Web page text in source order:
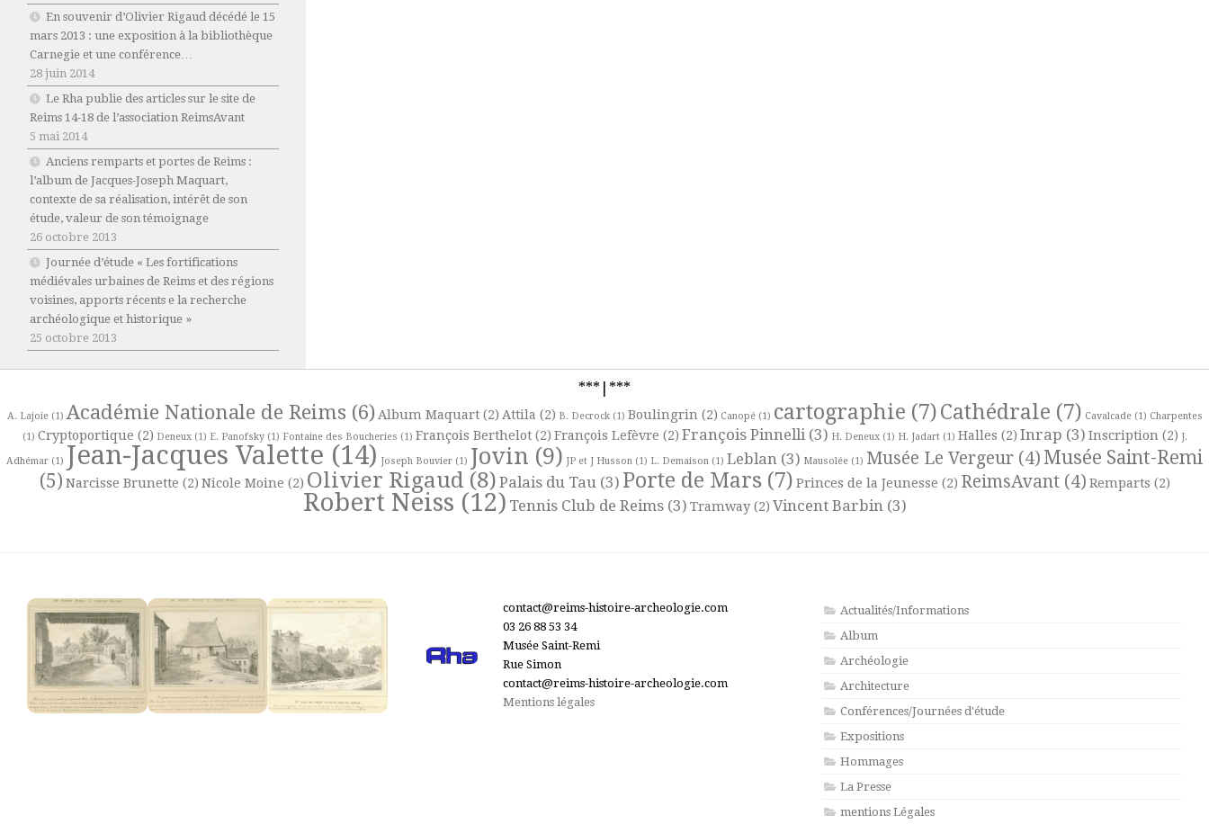
En souvenir d’Olivier Rigaud décédé le 15
mars 2013 : une exposition à la bibliothèque
Carnegie et une conférence…
28 juin 2014
Le Rha publie des articles sur le site de
Reims 14-18 de l’association ReimsAvant
5 mai 2014
Anciens remparts et portes de Reims :
l’album de Jacques-Joseph Maquart,
contexte de sa réalisation, intérêt de son
étude, valeur de son témoignage
26 octobre 2013
Journée d’étude « Les fortifications
médiévales urbaines de Reims et des régions
voisines, apports récents e la recherche
archéologique et historique »
25 octobre 2013
***|***
A. Lajoie(1) Académie Nationale de Reims (6) Album Maquart(2) Attila (2) B. Decrock(1) Boulingrin(2) Canopé(1) cartographie (7)Cathédrale (7) Cavalcade(1) Charpentes
(1) Cryptoportique (2) Deneux(1) E. Panofsky(1) Fontaine des Boucheries (1) François Berthelot(2) François Lefèvre (2) François Pinnelli(3) H. Deneux(1) H. Jadart(1) Halles (2) Inrap (3) Inscription(2) J.
Adhémar (1) Jean-Jacques Valette (14) Joseph Bouvier (1) Jovin (9) JP et J Husson (1) L. Demaison (1) Leblan (3) Mausolée (1) Musée Le Vergeur (4) Musée Saint-Remi
(5) Narcisse Brunette (2) Nicole Moine (2) Olivier Rigaud(8) Palais du Tau(3) Porte de Mars(7) Princes de la Jeunesse (2) ReimsAvant(4) Remparts (2)
Robert Neiss (12) Tennis Club de Reims(3) Tramway(2) Vincent Barbin(3)
contact@reims-histoire-archeologie.com
03 26 88 53 34
Musée Saint-Remi
Rue Simon
contact@reims-histoire-archeologie.com
Mentions légales
Actualités/Informations
Album
Archéologie
Architecture
Conférences/Journées d'étude
Expositions
Hommages
La Presse
mentions Légales